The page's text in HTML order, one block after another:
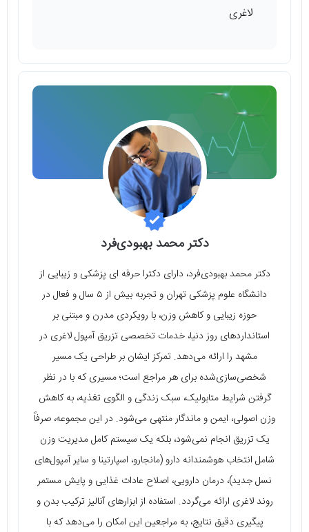
لاغری
دکتر محمد بهبودی‌فرد
دکتر محمد بهبودی‌فرد، دارای دکترا حرفه ای پزشکی و زیبایی از
دانشگاه علوم پزشکی تهران و تجربه بیش از ۵ سال و فعال در
حوزه زیبایی و کاهش وزن، با رویکردی مدرن و مبتنی بر
استانداردهای روز دنیا، خدمات تخصصی تزریق آمپول لاغری در
مشهد را ارائه می‌دهد. تمرکز ایشان بر طراحی یک مسیر
شخصی‌سازی‌شده برای هر مراجع است؛ مسیری که با در نظر
گرفتن شرایط متابولیک، سبک زندگی و الگوی تغذیه، به کاهش
وزن اصولی، ایمن و ماندگار منتهی می‌شود. در این مجموعه، صرفاً
یک تزریق انجام نمی‌شود، بلکه یک سیستم کامل مدیریت وزن
شامل انتخاب هوشمندانه دارو (مانجارو، اسپارتینا و سایر آمپول‌های
نسل جدید)، درمان دارویی، اصلاح عادات غذایی و پایش مستمر
روند لاغری ارائه می‌گردد. استفاده از ابزارهای آنالیز ترکیب بدن و
پیگیری دقیق نتایج، به مراجعین این امکان را می‌دهد که با